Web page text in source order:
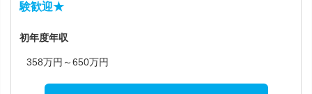
験歓迎★
初年度年収
358万円～650万円